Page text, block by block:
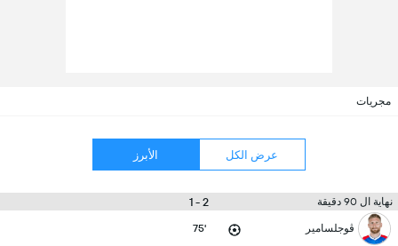
مجريات
عرض الكل الأبرز
نهاية ال 90 دقيقة 2 - 1
ڤوجلسامير 75'